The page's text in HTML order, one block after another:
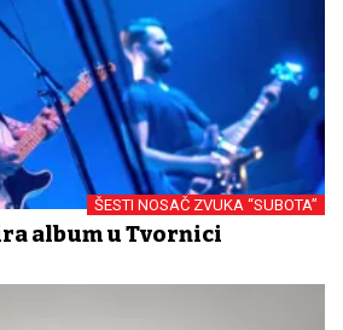
ŠESTI NOSAČ ZVUKA “SUBOTA”
album u Tvornici